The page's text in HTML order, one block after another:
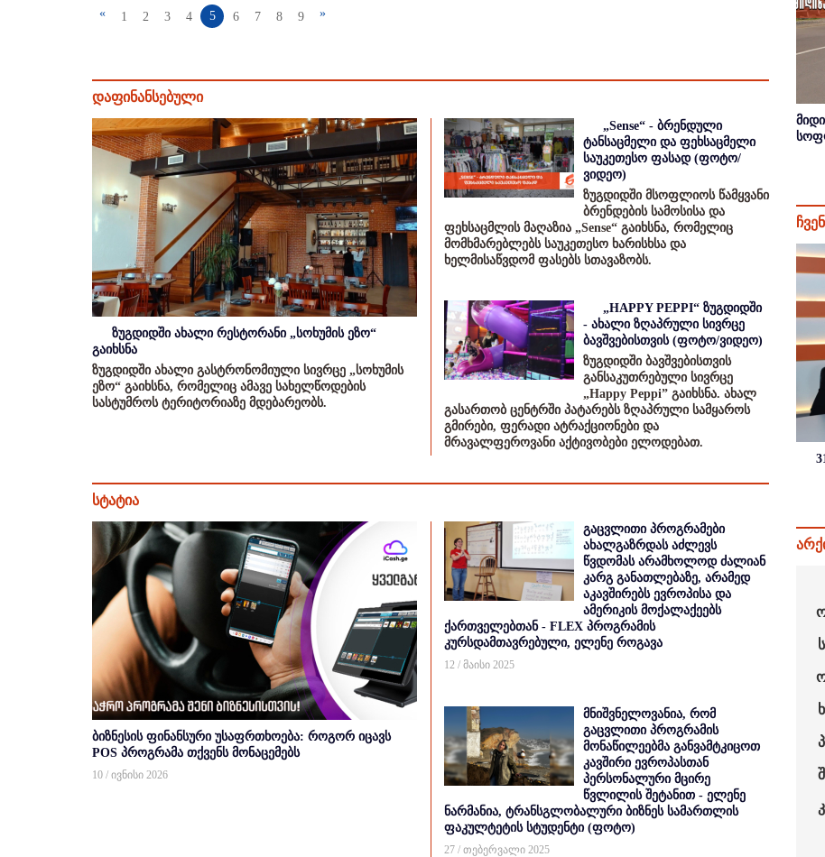
« 1 2 3 4 5 6 7 8 9 »
დაფინანსებული
ზუგდიდში ახალი რესტორანი „სოხუმის ეზო“
გაიხსნა
ზუგდიდში ახალი გასტრონომიული სივრცე „სოხუმის
ეზო“ გაიხსნა, რომელიც ამავე სახელწოდების
სასტუმროს ტერიტორიაზე მდებარეობს.
„Sense“ - ბრენდული
ტანსაცმელი და ფეხსაცმელი
საუკეთესო ფასად (ფოტო/
ვიდეო)
ზუგდიდში მსოფლიოს წამყვანი
ბრენდების სამოსისა და
ფეხსაცმლის მაღაზია „Sense“ გაიხსნა, რომელიც
მომხმარებლებს საუკეთესო ხარისხსა და
ხელმისაწვდომ ფასებს სთავაზობს.
„HAPPY PEPPI“ ზუგდიდში
- ახალი ზღაპრული სივრცე
ბავშვებისთვის (ფოტო/ვიდეო)
ზუგდიდში ბავშვებისთვის
განსაკუთრებული სივრცე
„Happy Peppi” გაიხსნა. ახალ
გასართობ ცენტრში პატარებს ზღაპრული სამყაროს
გმირები, ფერადი ატრაქციონები და
მრავალფეროვანი აქტივობები ელოდებათ.
სტატია
ბიზნესის ფინანსური უსაფრთხოება: როგორ იცავს
POS პროგრამა თქვენს მონაცემებს
10 / ივნისი 2026
გაცვლითი პროგრამები
ახალგაზრდას აძლევს
წვდომას არამხოლოდ ძალიან
კარგ განათლებაზე, არამედ
აკავშირებს ევროპისა და
ამერიკის მოქალაქეებს
ქართველებთან - FLEX პროგრამის
კურსდამთავრებული, ელენე როგავა
12 / მაისი 2025
მნიშვნელოვანია, რომ
გაცვლითი პროგრამის
მონაწილეებმა განვამტკიცოთ
კავშირი ევროპასთან
პერსონალური მცირე
წვლილის შეტანით - ელენე
ნარმანია, ტრანსგლობალური ბიზნეს სამართლის
ფაკულტეტის სტუდენტი (ფოტო)
27 / თებერვალი 2025
ს
ხ
პ
შ
კ